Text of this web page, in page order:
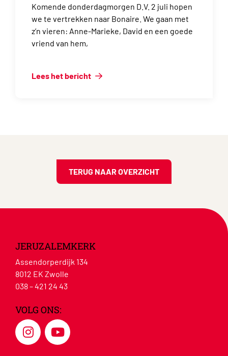
Komende donderdagmorgen D.V. 2 juli hopen
we te vertrekken naar Bonaire. We gaan met
z’n vieren: Anne-Marieke, David en een goede
vriend van hem,
Lees het bericht
TERUG NAAR OVERZICHT
JERUZALEMKERK
Assendorperdijk 134
8012 EK Zwolle
038 – 421 24 43
VOLG ONS: